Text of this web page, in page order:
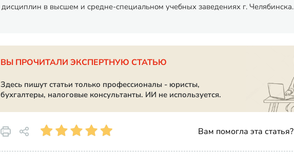
дисциплин в высшем и средне-специальном учебных заведениях г. Челябинска.
ВЫ ПРОЧИТАЛИ ЭКСПЕРТНУЮ СТАТЬЮ
Здесь пишут статьи только профессионалы - юристы,
бухгалтеры, налоговые консультанты. ИИ не используется.
Вам помогла эта статья?